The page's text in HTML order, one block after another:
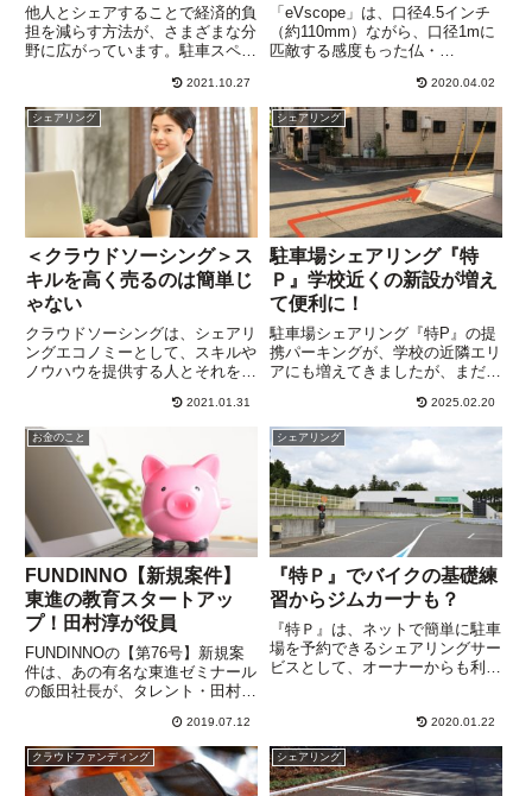
他人とシェアすることで経済的負
担を減らす方法が、さまざまな分
野に広がっています。駐車スペー
も徐々に増えてきています。利用
者にとっても家計の負担軽減にな
りますが、駐車場オーナーにとっ
ても思いがけない副収入になる
2021.10.27
「eVscope」は、口径4.5インチ
（約110mm）ながら、口径1mに
匹敵する感度もった仏・
天体観測といえば、冬の澄みきっ
た星空の下で、防寒服を着こみ、
スコープをのぞくのが当り前でし
た。さらに、「e...
2020.04.02
シェアリング
＜クラウドソーシング＞ス
キルを高く売るのは簡単じ
ゃない
クラウドソーシングは、シェアリ
ングエコノミーとして、スキルや
ノウハウを提供する人とそれを購
す。プラットフォームとしては、
Lancers（ランサーズ）、
Bizseek（ビズシーク）、
CrowdWorks（クラウドワ...
2021.01.31
シェアリング
駐車場シェアリング『特
Ｐ』学校近くの新設が増え
て便利に！
駐車場シェアリング『特P』の提
携パーキングが、学校の近隣エリ
アにも増えてきましたが、まだま
グとは、駐車場の空きスペースを
借りたい人へ貸し出すサービスの
こと。『特P』は、駐車場シェア
リングをマッチングするプラッ
ト...
2025.02.20
お金のこと
FUNDINNO【新規案件】
東進の教育スタートアッ
プ！田村淳が役員
FUNDINNOの【第76号】新規案
件は、あの有名な東進ゼミナール
の飯田社長が、タレント・田村淳
げたスタートアップ企業。企業名
は、「株式会社 DEFアニバーサ
リー」で、企業コンセプトは「教
育×エンターテインメン...
2019.07.12
シェアリング
『特Ｐ』でバイクの基礎練
習からジムカーナも？
『特Ｐ』は、ネットで簡単に駐車
場を予約できるシェアリングサー
ビスとして、オーナーからも利用
りることができることは知りませ
んでした。バイク初心者から本格
的なジムカーナまで、駐車場か
ら...
2020.01.22
クラウドファンディング シェアリング